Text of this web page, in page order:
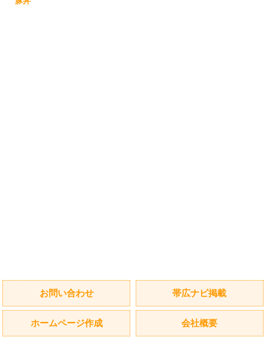
お問い合わせ 帯広ナビ掲載
ホームページ作成 会社概要